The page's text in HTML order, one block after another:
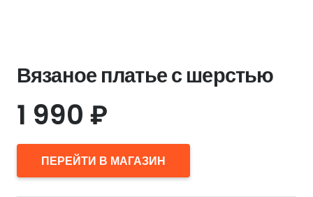
Вязаное платье с шерстью
1 990 ₽
ПЕРЕЙТИ В МАГАЗИН